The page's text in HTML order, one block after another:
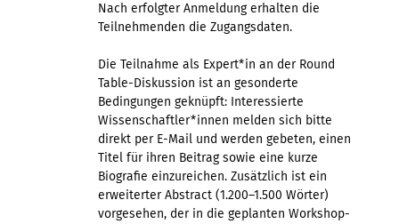
Nach erfolgter Anmeldung erhalten die
Teilnehmenden die Zugangsdaten.
Die Teilnahme als Expert*in an der Round
Table-Diskussion ist an gesonderte
Bedingungen geknüpft: Interessierte
Wissenschaftler*innen melden sich bitte
direkt per E-Mail und werden gebeten, einen
Titel für ihren Beitrag sowie eine kurze
Biografie einzureichen. Zusätzlich ist ein
erweiterter Abstract (1.200–1.500 Wörter)
vorgesehen, der in die geplanten Workshop-